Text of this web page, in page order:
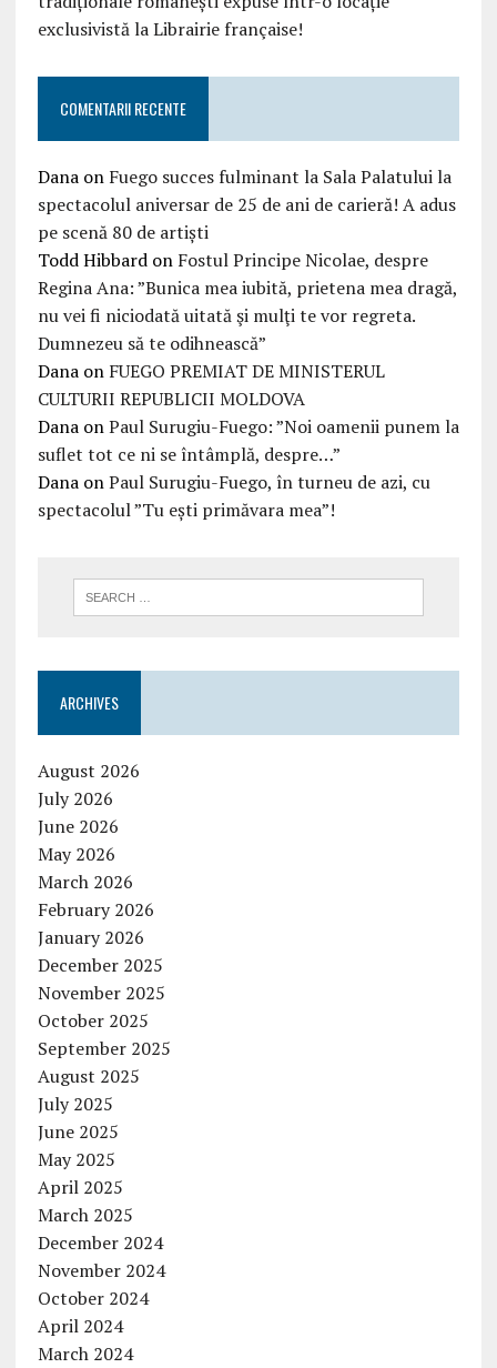
exclusivistă la Librairie française!
COMENTARII RECENTE
Danaon Fuego succes fulminant la Sala Palatului la
spectacolul aniversar de 25 de ani de carieră! A adus
pe scenă 80 de artiști
Todd Hibbardon Fostul Principe Nicolae, despre
Regina Ana: ”Bunica mea iubită, prietena mea dragă,
nu vei fi niciodată uitată şi mulţi te vor regreta.
Dumnezeu să te odihnească”
Danaon FUEGO PREMIAT DE MINISTERUL
CULTURII REPUBLICII MOLDOVA
DanaonPaul Surugiu-Fuego: ”Noi oamenii punem la
suflet tot ce ni se întâmplă, despre…”
DanaonPaul Surugiu-Fuego, în turneu de azi, cu
spectacolul ”Tu ești primăvara mea”!
ARCHIVES
August 2026
July 2026
June 2026
May 2026
March 2026
February 2026
January 2026
December 2025
November 2025
October 2025
September 2025
August 2025
July 2025
June 2025
May 2025
April 2025
March 2025
December 2024
November 2024
October 2024
April 2024
March 2024